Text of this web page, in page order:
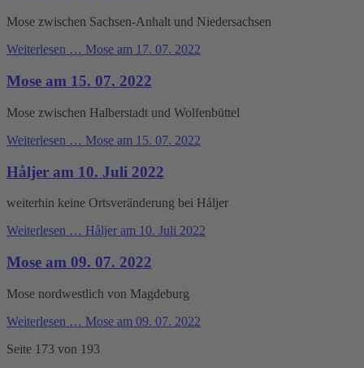
Mose zwischen Sachsen-Anhalt und Niedersachsen
Weiterlesen … Mose am 17. 07. 2022
Mose am 15. 07. 2022
Mose zwischen Halberstadt und Wolfenbüttel
Weiterlesen … Mose am 15. 07. 2022
Håljer am 10. Juli 2022
weiterhin keine Ortsveränderung bei Håljer
Weiterlesen … Håljer am 10. Juli 2022
Mose am 09. 07. 2022
Mose nordwestlich von Magdeburg
Weiterlesen … Mose am 09. 07. 2022
Seite 173 von 193